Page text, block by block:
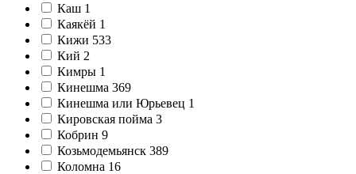
Каш 1
Каякёй 1
Кижи 533
Кий 2
Кимры 1
Кинешма 369
Кинешма или Юрьевец 1
Кировская пойма 3
Кобрин 9
Козьмодемьянск 389
Коломна 16